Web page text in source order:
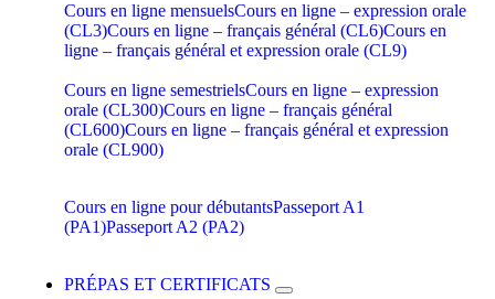
Cours en ligne mensuelsCours en ligne – expression orale
(CL3)Cours en ligne – français général (CL6)Cours en
ligne – français général et expression orale (CL9)
Cours en ligne semestrielsCours en ligne – expression
orale (CL300)Cours en ligne – français général
(CL600)Cours en ligne – français général et expression
orale (CL900)
Cours en ligne pour débutantsPasseport A1
(PA1)Passeport A2 (PA2)
PRÉPAS ET CERTIFICATS